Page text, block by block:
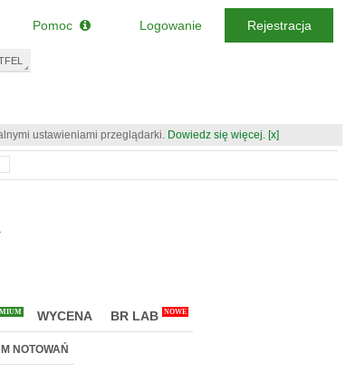
ustawieniami przeglądarki. Dowiedz się więcej. [x]
WYCENA BR LAB NOWE
NOTOWAŃ
Pomoc Logowanie Rejestracja